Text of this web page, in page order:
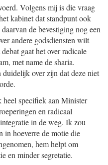
Volgens mij is die vraag
kabinet dat standpunt ook
de bevestiging nog een
andere godsdiensten wilt
gaat het over radicale
met name de sharia.
over zijn dat deze niet
heel specifiek aan Minister
en radicaal
in de weg. Ik zou
in hoeverre de motie die
hem helpt om
en minder segretatie.